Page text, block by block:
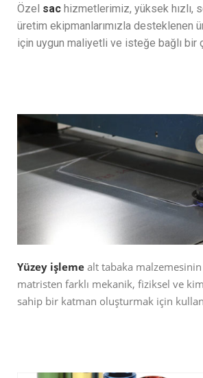
Özel sac hizmetlerimiz, yüksek hızlı,
üretim ekipmanlarımızla desteklenen
için uygun maliyetli ve isteğe bağlı bir
Yüzey işleme alt tabaka
matristen farklı mekanik, fiziksel ve
sahip bir katman oluşturmak için